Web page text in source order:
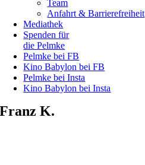
Team
Anfahrt & Barrierefreiheit
Mediathek
Spenden für
die Pelmke
Pelmke bei FB
Kino Babylon bei FB
Pelmke bei Insta
Kino Babylon bei Insta
Franz K.